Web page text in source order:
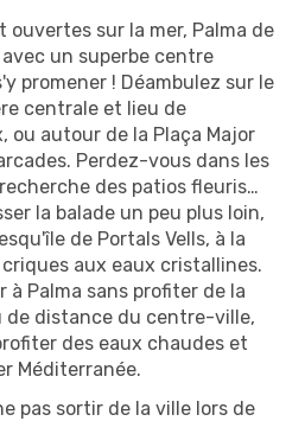
ouvertes sur la mer, Palma de
un superbe centre
promener ! Déambulez sur le
centrale et lieu de
ou autour de la Plaça Major
Perdez-vous dans les
des patios fleuris…
la balade un peu plus loin,
de Portals Vells, à la
aux eaux cristallines.
à Palma sans profiter de la
de distance du centre-ville,
des eaux chaudes et
Méditerranée.
pas sortir de la ville lors de